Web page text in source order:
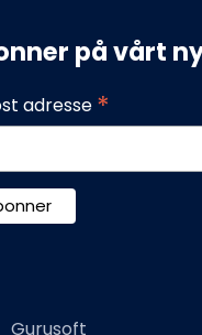
på vårt
adresse *
Gurusoft